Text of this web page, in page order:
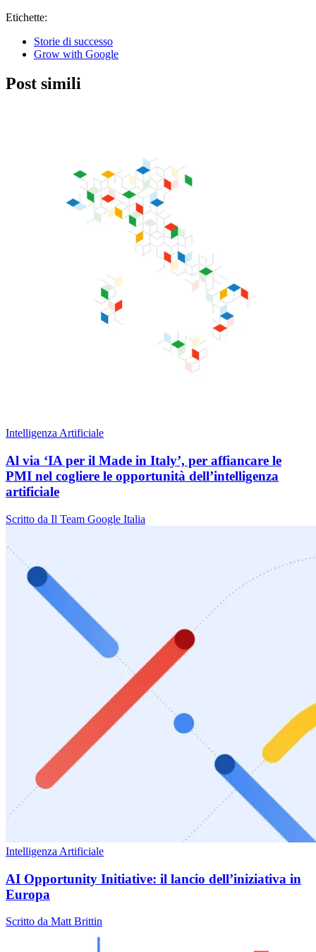
Etichette:
Storie di successo
Grow with Google
Post simili
Intelligenza Artificiale
Al via ‘IA per il Made in Italy’, per affiancare le
PMI nel cogliere le opportunità dell’intelligenza
artificiale
Scritto da Il Team Google Italia
Intelligenza Artificiale
AI Opportunity Initiative: il lancio dell’iniziativa in
Europa
Scritto da Matt Brittin